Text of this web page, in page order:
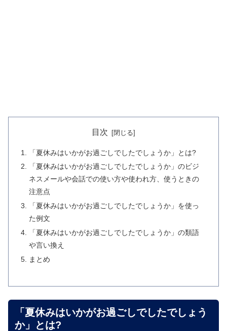
目次
「夏休みはいかがお過ごしでしたでしょうか」とは?
「夏休みはいかがお過ごしでしたでしょうか」のビジ
ネスメールや会話での使い方や使われ方、使うときの
注意点
「夏休みはいかがお過ごしでしたでしょうか」を使っ
た例文
「夏休みはいかがお過ごしでしたでしょうか」の類語
や言い換え
まとめ
「夏休みはいかがお過ごしでしたでしょう
か」とは?